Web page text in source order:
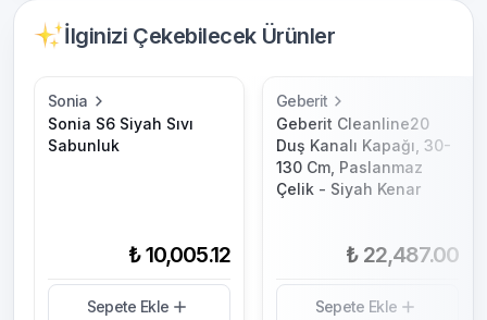
İlginizi Çekebilecek Ürünler
Sonia
Sonia S6 Siyah Sıvı
Sabunluk
₺ 10,005.12
Sepete Ekle
Geberit
Geberit Cleanline20
Duş Kanalı Kapağı, 30-
130 Cm, Paslanmaz
Çelik - Siyah Kenar
₺ 22,487.00
Sepete Ekle